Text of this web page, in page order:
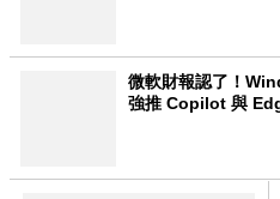
微軟財報認了！
強推 Copilot 與